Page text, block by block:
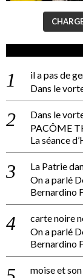
il a pas de
Dans le
Dans le
PACÔME
La séance
La Patrie
On a parlé
Bernardino
carte noire
On a parlé
Bernardino
moise et